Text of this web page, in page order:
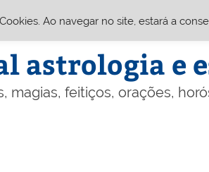
astrologia e
magias, feitiços, orações,
Ao navegar no site, estará a